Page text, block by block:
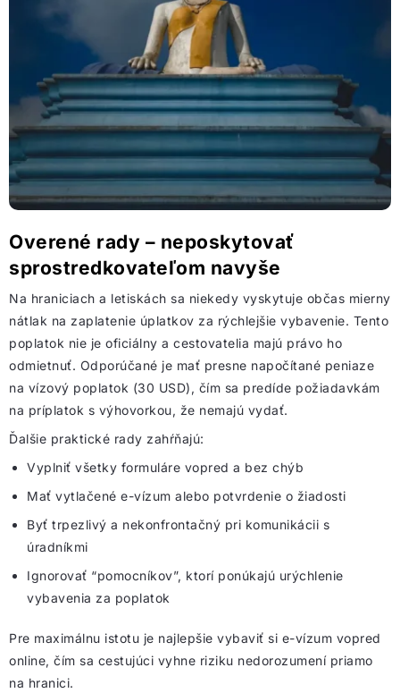
Overené rady – neposkytovať
sprostredkovateľom navyše
Na hraniciach a letiskách sa niekedy vyskytuje občas mierny
nátlak na zaplatenie úplatkov za rýchlejšie vybavenie. Tento
poplatok nie je oficiálny a cestovatelia majú právo ho
odmietnuť. Odporúčané je mať presne napočítané peniaze
na vízový poplatok (30 USD), čím sa predíde požiadavkám
na príplatok s výhovorkou, že nemajú vydať.
Ďalšie praktické rady zahŕňajú:
Vyplniť všetky formuláre vopred a bez chýb
Mať vytlačené e-vízum alebo potvrdenie o žiadosti
Byť trpezlivý a nekonfrontačný pri komunikácii s
úradníkmi
Ignorovať “pomocníkov”, ktorí ponúkajú urýchlenie
vybavenia za poplatok
Pre maximálnu istotu je najlepšie vybaviť si e-vízum vopred
online, čím sa cestujúci vyhne riziku nedorozumení priamo
na hranici.